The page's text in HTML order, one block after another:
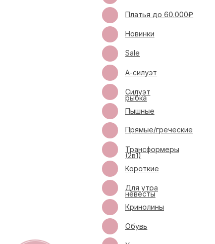
Силуэт
рыбка
Новинки
Платья до 60.000₽
А-силуэт
Пышные
Прямые/греческие
Трансформеры
(2в1)
Короткие
Обувь
Для утра
невесты
Кринолины
Sale